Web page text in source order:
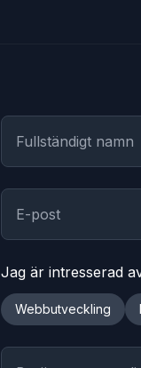
Jag är intresserad
Webbutveckling